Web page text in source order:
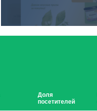
Доля
посетителей